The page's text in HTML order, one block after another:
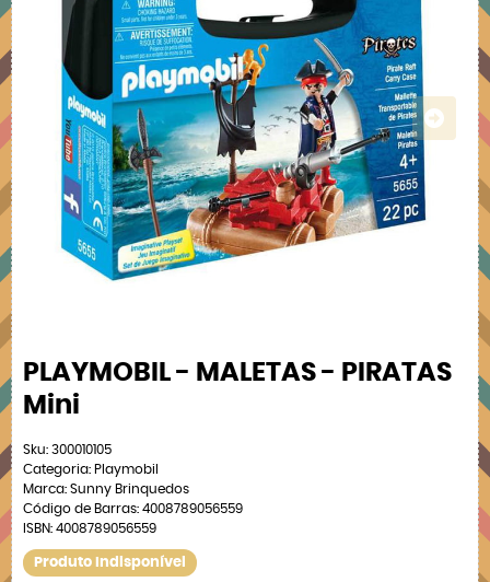
PLAYMOBIL - MALETAS - PIRATAS
Mini
Sku: 300010105
Categoria: Playmobil
Marca: Sunny Brinquedos
Código de Barras: 4008789056559
ISBN: 4008789056559
Produto Indisponível